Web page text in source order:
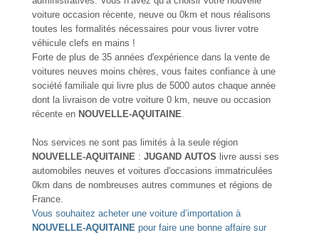
voiture occasion récente, neuve ou 0km et nous réalisons
toutes les formalités nécessaires pour vous livrer votre
véhicule clefs en mains !
Forte de plus de 35 années d'expérience dans la vente de
voitures neuves moins chères, vous faites confiance à une
société familiale qui livre plus de 5000 autos chaque année
dont la livraison de votre voiture 0 km, neuve ou occasion
récente en NOUVELLE-AQUITAINE
Nos services ne sont pas limités à la seule région
NOUVELLE-AQUITAINE : JUGAND AUTOS livre aussi ses
automobiles neuves et voitures d'occasions immatriculées
0km dans de nombreuses autres communes et régions de
France.
Vous souhaitez acheter une voiture d’importation à
NOUVELLE-AQUITAINE pour faire une bonne affaire sur